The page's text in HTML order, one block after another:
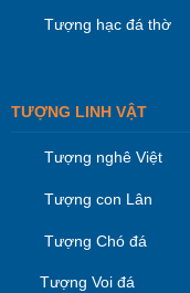
Tượng hạc đá thờ
TƯỢNG LINH VẬT
Tượng nghê Việt
Tượng con Lân
Tượng Chó đá
Tượng Voi đá